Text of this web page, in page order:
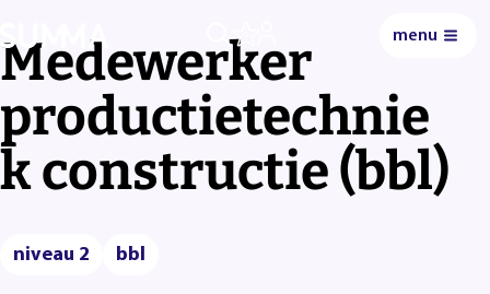
menu
Medewerker
productietechnie
k constructie (bbl)
niveau 2 bbl